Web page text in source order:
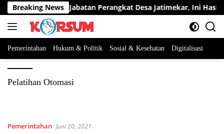
Langsung
ke
konten
Breaking News
Berebut Dua Jabatan Perangkat Desa Jatimekar, Ini Hasil
Pemerintahan Hukum & Politik Sosial & Kesehatan Digitalisasi
Pelatihan Otomasi
Pemerintahan Juni 20, 2021